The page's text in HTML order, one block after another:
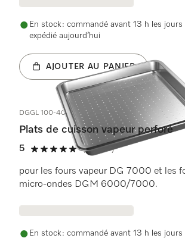
En stock : commandé avant 13 h les jours
expédié aujourd’hui
AJOUTER AU PANIER
DGGL 100-40
Plats de cuisson vapeur perforé
5
5 étoiles sur 5
(6 Avis)
pour les fours vapeur DG 7000 et les
micro-ondes DGM 6000/7000.
En stock : commandé avant 13 h les jours